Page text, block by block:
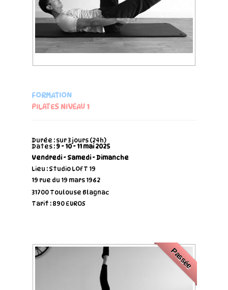
FORMATION
PILATES NIVEAU 1
Durée : sur 3 jours (24h)
Dates : 9 - 10 - 11 mai 2025
Vendredi - Samedi - Dimanche
Lieu : Studio LOFT 19
19 rue du 19 mars 1962
31700 Toulouse Blagnac
Tarif : 890 EUROS
Passée